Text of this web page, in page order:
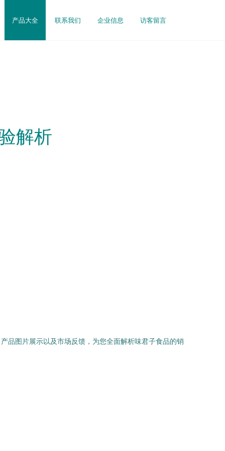
产品大全 联系我们 企业信息 访客留言
解析
品图片展示以及市场反馈，为您全面解析味君子食品的销